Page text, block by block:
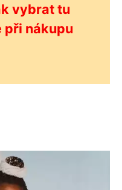
vybrat tu
při nákupu